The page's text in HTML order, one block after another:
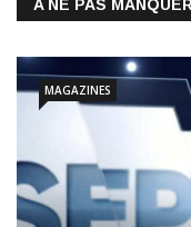
A NE PAS
MAGAZINES